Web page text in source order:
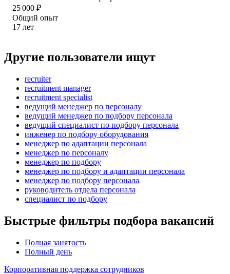
25 000 ₽
Общий опыт
17 лет
Другие пользователи ищут
recruiter
recruitment manager
recruitment specialist
ведущий менеджер по персоналу
ведущий менеджер по подбору персонала
ведущий специалист по подбору персонала
инженер по подбору оборудования
менеджер по адаптации персонала
менеджер по персоналу
менеджер по подбору
менеджер по подбору и адаптации персонала
менеджер по подбору персонала
руководитель отдела персонала
специалист по подбору
Быстрые фильтры подбора вакансий
Полная занятость
Полный день
Корпоративная поддержка сотрудников